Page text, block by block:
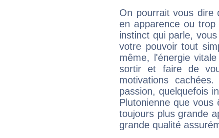
On pourrait vous dire
en apparence ou
instinct qui parle,
votre pouvoir tout
même, l'énergie
sortir et faire de
motivations
passion, quelquefois
Plutonienne que
toujours plus grande
grande qualité